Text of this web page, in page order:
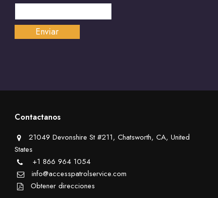
Contactanos
21049 Devonshire St #211, Chatsworth, CA, United
States
+1 866 964 1054
info@accesspatrolservice.com
Obtener direcciones